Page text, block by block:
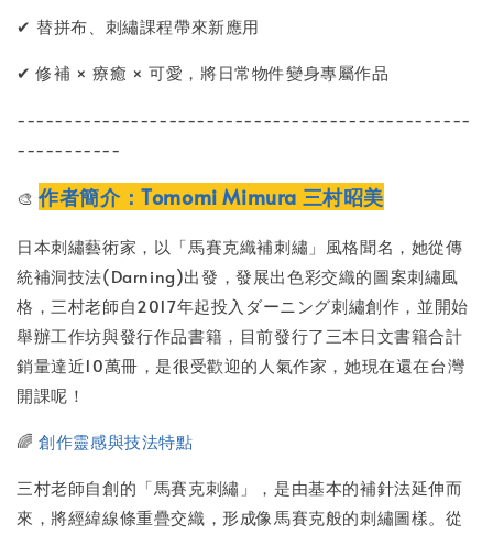
✔ 替拼布、刺繡課程帶來新應用
✔ 修補 × 療癒 × 可愛，將日常物件變身專屬作品
------------------------------------------------
-----------
🎨作者簡介：Tomomi Mimura 三村昭美
日本刺繡藝術家，以「馬賽克織補刺繡」風格聞名，她從傳
統補洞技法(Darning)出發，發展出色彩交織的圖案刺繡風
格，三村老師自2017年起投入ダーニング刺繡創作，並開始
舉辦工作坊與發行作品書籍，目前發行了三本日文書籍合計
銷量達近10萬冊，是很受歡迎的人氣作家，她現在還在台灣
開課呢！
🌈 創作靈感與技法特點
三村老師自創的「馬賽克刺繡」，是由基本的補針法延伸而
來，將經緯線條重疊交織，形成像馬賽克般的刺繡圖樣。從